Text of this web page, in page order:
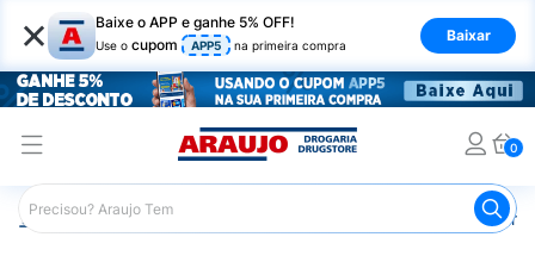
× Baixe o APP e ganhe 5% OFF!
Use o cupom APP5 na primeira compra
Baixar
0
Araujo Higiene Pessoal Pasta de Dente